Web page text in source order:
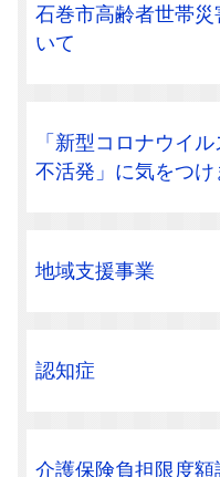
石巻市高齢者世帯
いて
「新型コロナウイ
不活発」に気をつけ
地域支援事業
認知症
介護保険負担限度額